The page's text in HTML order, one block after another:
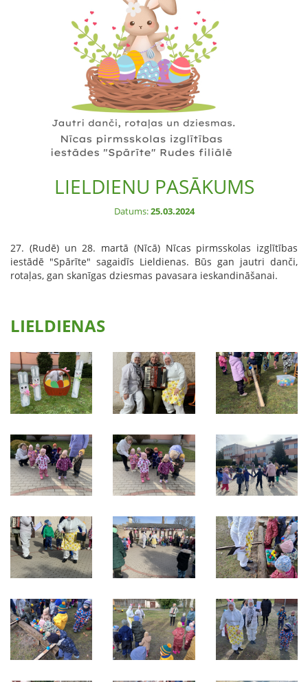
LIELDIENU PASĀKUMS
Datums:25.03.2024
27. (Rudē) un 28. martā (Nīcā) Nīcas pirmsskolas izglītības
iestādē "Spārīte" sagaidīs Lieldienas. Būs gan jautri danči,
rotaļas, gan skanīgas dziesmas pavasara ieskandināšanai.
LIELDIENAS